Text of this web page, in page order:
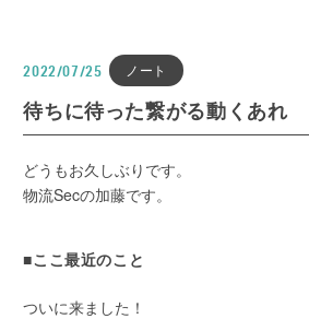
2022/07/25 ノート
待ちに待った繋がる動くあれ
どうもお久しぶりです。
物流Secの加藤です。
■ここ最近のこと
ついに来ました！